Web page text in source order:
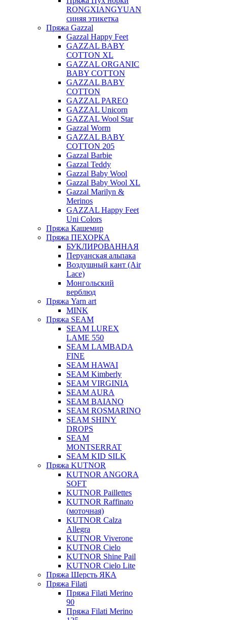
RONGXIANGYUAN
синяя этикетка
Пряжа Gazzal
Gazzal Happy Feet
GAZZAL BABY
COTTON XL
GAZZAL ORGANIC
BABY COTTON
GAZZAL BABY
COTTON
GAZZAL PAREO
GAZZAL Unicorn
GAZZAL Wool Star
Gazzal Worm
GAZZAL BABY
COTTON 205
Gazzal Barbie
Gazzal Teddy
Gazzal Baby Wool
Gazzal Baby Wool XL
Gazzal Marilyn &
Merinos
GAZZAL Happy Feet
Uni Colors
Пряжа Кашемир
Пряжа ПЕХОРКА
БУКЛИРОВАННАЯ
Перуанская альпака
Воздушный кант (Air
Lace)
Монгольский
верблюд
Пряжа Yarn art
MINK
Пряжа SEAM
SEAM LUREX
LAME 550
SEAM LAMBADA
FINE
SEAM HAWAI
SEAM Kimberly
SEAM VIRGINIA
SEAM AURA
SEAM BAIANO
SEAM ROSMARINO
SEAM SHINY
DROPS
SEAM
MONTSERRAT
SEAM KID SILK
Пряжа KUTNOR
KUTNOR ANGORA
SOFT
KUTNOR Paillettes
KUTNOR Raffinato
(моточная)
KUTNOR Calza
Allegra
KUTNOR Viverone
KUTNOR Cielo
KUTNOR Shine Pail
KUTNOR Cielo Lite
Пряжа Шерсть ЯКА
Пряжа Filati
Пряжа Filati Merino
90
Пряжа Filati Merino